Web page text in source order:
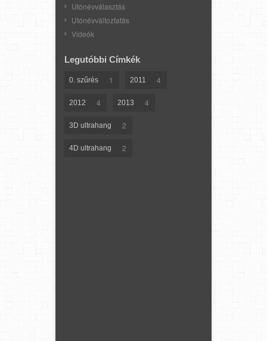
Utónévválasztás
Utónévváltoztatás
Videók
Legutóbbi Címkék
0. szűrés 1 2011 4
2012 4 2013 4
3D ultrahang 2
4D ultrahang 2